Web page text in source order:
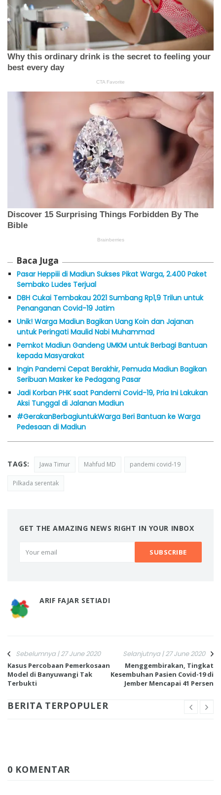
Baca Juga
Pasar Heppiii di Madiun Sukses Pikat Warga, 2.400 Paket
Sembako Ludes Terjual
DBH Cukai Tembakau 2021 Sumbang Rp1,9 Trilun untuk
Penanganan Covid-19 Jatim
Unik! Warga Madiun Bagikan Uang Koin dan Jajanan
untuk Peringati Maulid Nabi Muhammad
Pemkot Madiun Gandeng UMKM untuk Berbagi Bantuan
kepada Masyarakat
Ingin Pandemi Cepat Berakhir, Pemuda Madiun Bagikan
Seribuan Masker ke Pedagang Pasar
Jadi Korban PHK saat Pandemi Covid-19, Pria Ini Lakukan
Aksi Tunggal di Jalanan Madiun
#GerakanBerbagiuntukWarga Beri Bantuan ke Warga
Pedesaan di Madiun
TAGS: Jawa Timur Mahfud MD pandemi covid-19
Pilkada serentak
GET THE AMAZING NEWS RIGHT IN YOUR INBOX
ARIF FAJAR SETIADI
Sebelumnya | 27 June 2020
Kasus Percobaan Pemerkosaan
Model di Banyuwangi Tak
Terbukti
Selanjutnya | 27 June 2020
Menggembirakan, Tingkat
Kesembuhan Pasien Covid-19 di
Jember Mencapai 41 Persen
BERITA TERPOPULER
0 KOMENTAR